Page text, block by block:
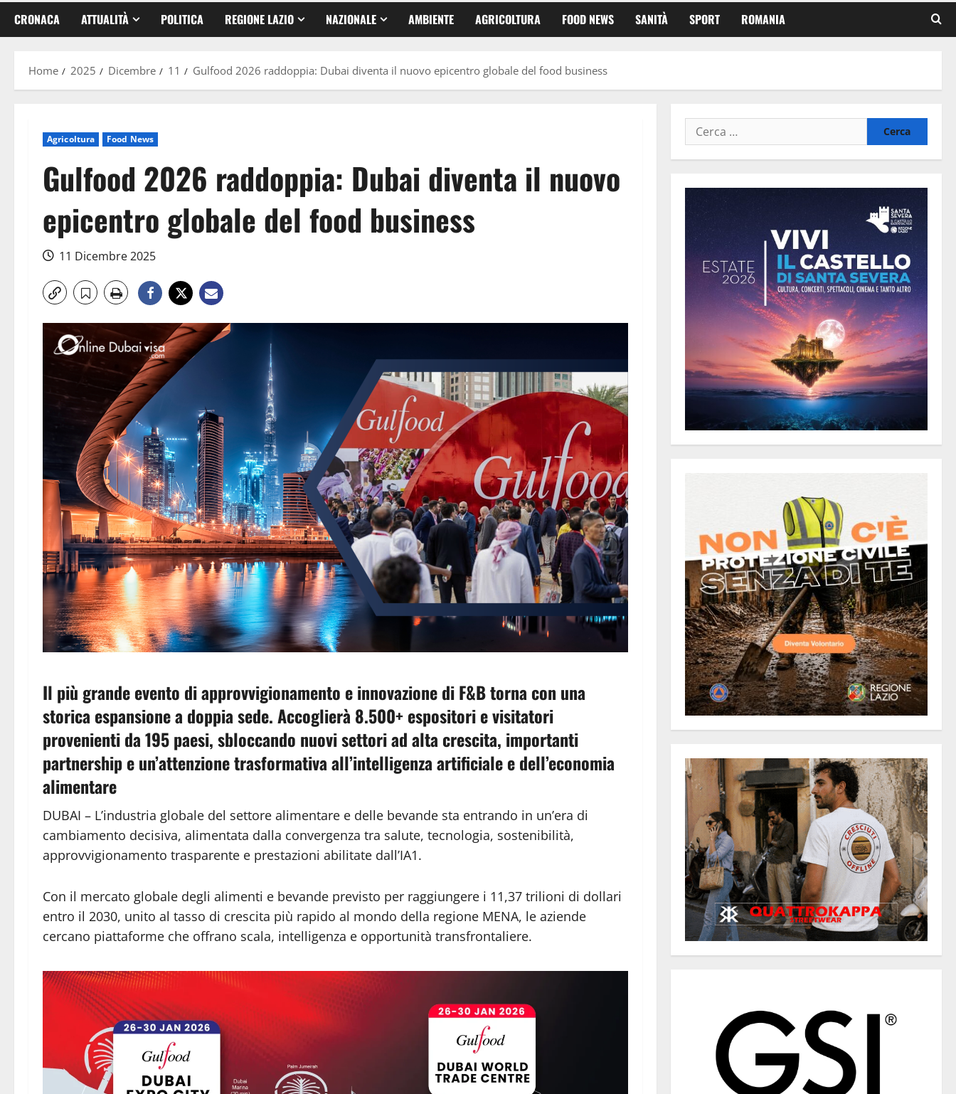
CRONACA ATTUALITÀ POLITICA REGIONE LAZIO NAZIONALE AMBIENTE AGRICOLTURA FOOD NEWS SANITÀ SPORT ROMANIA
Home 2025 Dicembre 11 Gulfood 2026 raddoppia: Dubai diventa il nuovo epicentro globale del food business
Agricoltura Food News
Gulfood 2026 raddoppia: Dubai diventa il nuovo
epicentro globale del food business
11 Dicembre 2025
Il più grande evento di approvvigionamento e innovazione di F&B torna con una
storica espansione a doppia sede. Accoglierà 8.500+ espositori e visitatori
provenienti da 195 paesi, sbloccando nuovi settori ad alta crescita, importanti
partnership e un’attenzione trasformativa all’intelligenza artificiale e dell’economia
alimentare
DUBAI – L’industria globale del settore alimentare e delle bevande sta entrando in un’era di
cambiamento decisiva, alimentata dalla convergenza tra salute, tecnologia, sostenibilità,
approvvigionamento trasparente e prestazioni abilitate dall’IA1.
Con il mercato globale degli alimenti e bevande previsto per raggiungere i 11,37 trilioni di dollari
entro il 2030, unito al tasso di crescita più rapido al mondo della regione MENA, le aziende
cercano piattaforme che offrano scala, intelligenza e opportunità transfrontaliere.
Ricerca
per: